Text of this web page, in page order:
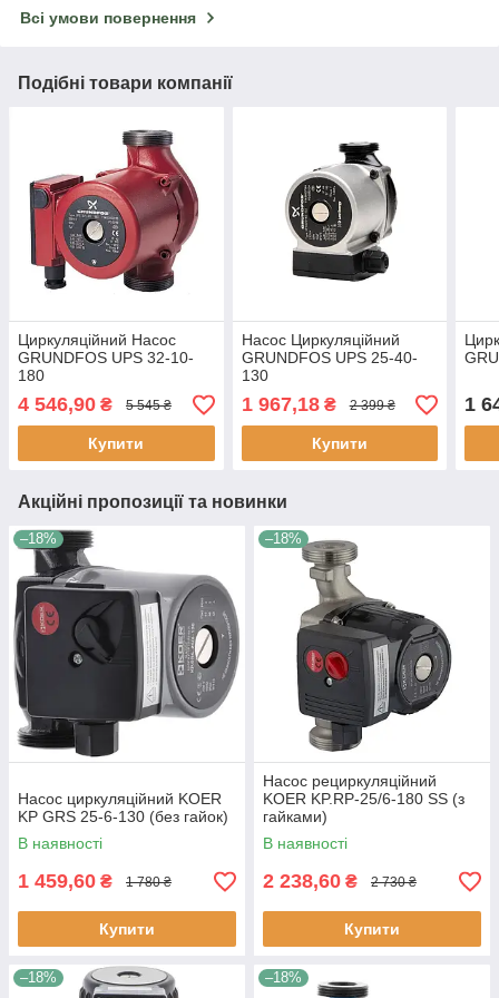
Всі умови повернення
Подібні товари компанії
Циркуляційний Насос
GRUNDFOS UPS 32-10-
180
4 546,90 ₴ 5 545 ₴
Купити
Насос Циркуляційний
GRUNDFOS UPS 25-40-
130
1 967,18₴ 2 399 ₴
Купити
1
Акційні пропозиції та новинки
–18%
Насос циркуляційний KOER
KP GRS 25-6-130 (без гайок)
В наявності
1 459,60 ₴ 1 780 ₴
Купити
–18%
Насос рециркуляційний
KOER KP.RP-25/6-180 SS (з
гайками)
В наявності
2 238,60 ₴ 2 730 ₴
Купити
–18% –18%